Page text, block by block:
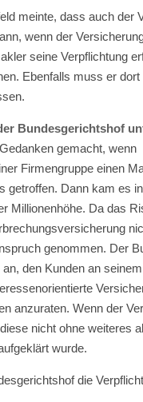
meinte, dass auch der
wenn der
seine Verpflichtung
Ebenfalls muss er
Bundesgerichtshof
gemacht,
Firmengruppe einen
getroffen. Dann kam es
Millionenhöhe. Da das
genommen. Der
den Kunden an
anzuraten. Wenn der
nicht ohne weiteres
wurde.
die